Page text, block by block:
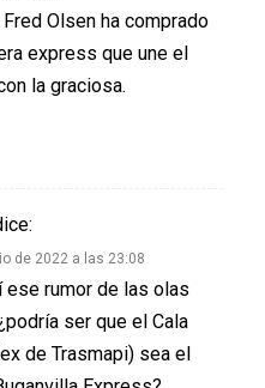
Olsen ha comprado
express que une el
la graciosa.
de 2022 a las 23:08
ese rumor de las olas
ser que el Cala
de Trasmapi) sea el